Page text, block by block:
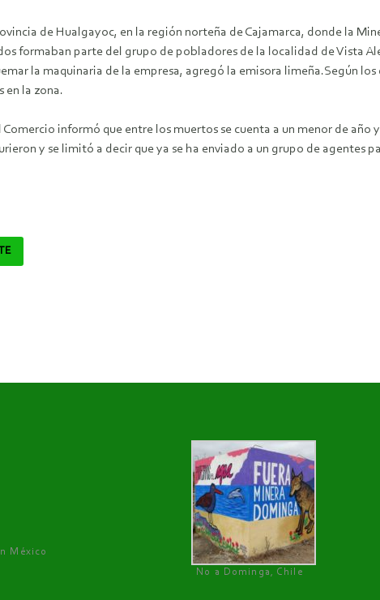
de Hualgayoc, en la región norteña de Cajamarca, donde la
formaban parte del grupo de pobladores de la localidad de Vista
la maquinaria de la empresa, agregó la emisora limeña.Según
en la zona.
informó que entre los muertos se cuenta a un menor de
y se limitó a decir que ya se ha enviado a un grupo de agentes
México
No a Dominga, Chile